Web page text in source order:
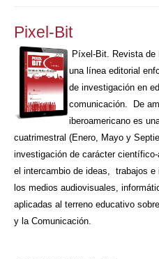
Pixel-Bit
Píxel-Bit. Revista
una línea editorial
de investigación en
comunicación. De
iberoamericano es
cuatrimestral (Enero, Mayo y
investigación de carácter
el intercambio de ideas, trabajos
los medios audiovisuales,
aplicadas al terreno educativo
y la Comunicación.